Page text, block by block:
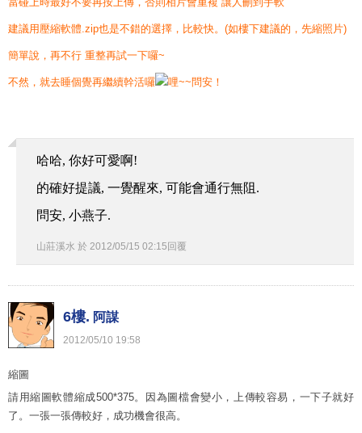
建議用壓縮軟體.zip也是不錯的選擇，比較快。(如樓下建議的，先縮照片)
簡單說，再不行 重整再試一下囉~
不然，就去睡個覺再繼續幹活囉 ~~問安！
哈哈, 你好可愛啊!
的確好提議, 一覺醒來, 可能會通行無阻.
問安, 小燕子.
山莊溪水 於 2012/05/15 02:15 回覆
6樓. 阿謀
2012/05/10 19:58
縮圖
請用縮圖軟體縮成500*375。因為圖檔會變小，上傳較容易，一下子就好
了。一張一張傳較好，成功機會很高。